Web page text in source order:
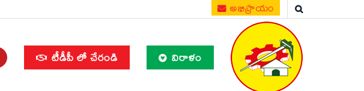
అభిప్రాయం
టీడీపీ లో చేరండి విరాళం